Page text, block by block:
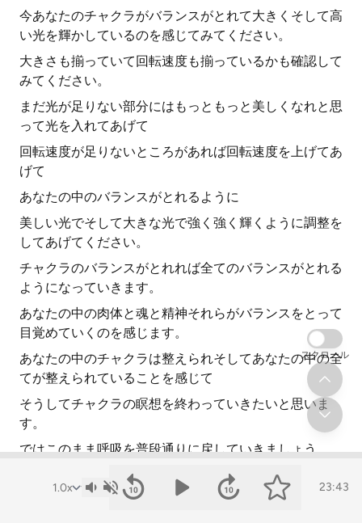
今あなたのチャクラがバランスがとれて大きくそして高
い光を輝かしているのを感じてみてください。
大きさも揃っていて回転速度も揃っているかも確認して
みてください。
まだ光が足りない部分にはもっともっと美しくなれと思
って光を入れてあげて
回転速度が足りないところがあれば回転速度を上げてあ
げて
あなたの中のバランスがとれるように
美しい光でそして大きな光で強く強く輝くように調整を
してあげてください。
チャクラのバランスがとれれば全てのバランスがとれる
ようになっていきます。
あなたの中の肉体と魂と精神それらがバランスをとって
目覚めていくのを感じます。
あなたの中のチャクラは整えられそしてあなたの中の全
てが整えられていることを感じて
そうしてチャクラの瞑想を終わっていきたいと思いま
す。
ではこのまま呼吸を普段通りに戻していきましょう。
だんだんと呼吸がいつもの通常の呼吸に戻ってきます。
そうするたびにしっかりと肉体に意識が戻ってきます。
23:43
スクロール